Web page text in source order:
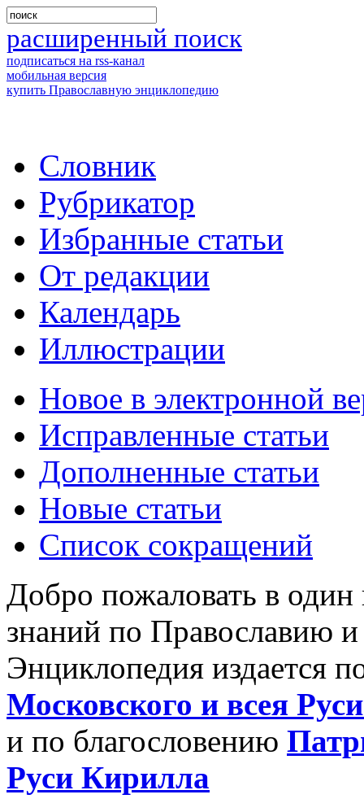
расширенный поиск
подписаться на rss-канал
мобильная версия
купить Православную энциклопедию
Словник
Рубрикатор
Избранные статьи
От редакции
Календарь
Иллюстрации
Новое в электронной
Исправленные статьи
Дополненные статьи
Новые статьи
Список сокращений
Добро пожаловать в
знаний по Православию
Энциклопедия издается
Московского и всея
и по благословению
Руси Кирилла